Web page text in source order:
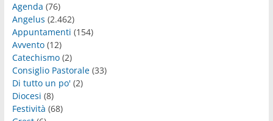
Agenda (76)
Angelus (2.462)
Appuntamenti (154)
Avvento(12)
Catechismo(2)
Consiglio Pastorale(33)
Di tutto un po'(2)
Diocesi (8)
Festività (68)